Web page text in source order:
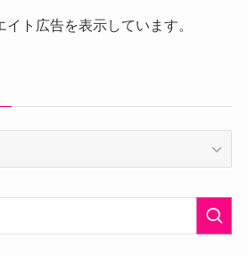
ト広告を表示しています。